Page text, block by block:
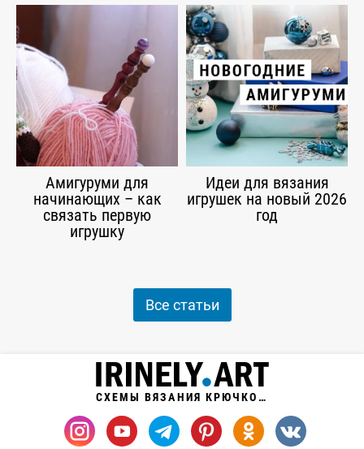
Амигуруми для
начинающих – как
связать первую
игрушку
Идеи для вязания
игрушек на новый 2026
год
Все статьи
СХЕМЫ ВЯЗАНИЯ КРЮЧКОМ